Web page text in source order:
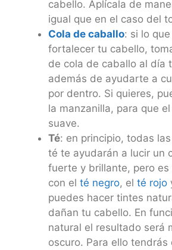
cabello. Aplícala de
igual que en el caso del
Cola de caballo: si lo
fortalecer tu cabello,
de cola de caballo al día
además de ayudarte a
por dentro. Si quieres,
la manzanilla, para que
suave.
Té: en principio, todas
té te ayudarán a lucir un
fuerte y brillante, pero es
con el té negro, el té rojo
puedes hacer tintes
dañan tu cabello. En
natural el resultado será
oscuro. Para ello tendrás